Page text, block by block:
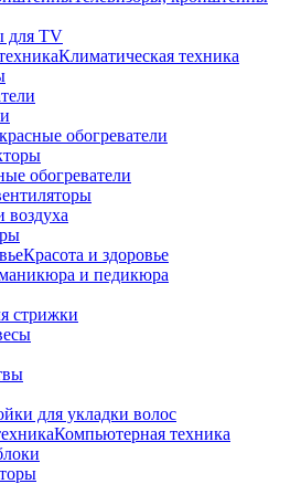
для TV
Климатическая техника
обогреватели
обогреватели
воздуха
Красота и здоровье
и педикюра
стрижки
для укладки волос
Компьютерная техника